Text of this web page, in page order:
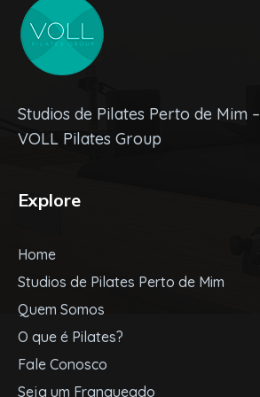
Studios de Pilates Perto de Mim –
VOLL Pilates Group
Explore
Home
Studios de Pilates Perto de Mim
Quem Somos
O que é Pilates?
Fale Conosco
Seja um Franqueado